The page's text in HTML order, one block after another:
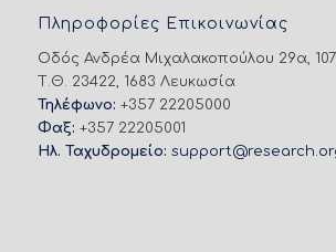
Πληροφορίες Επικοινωνίας
Οδός Ανδρέα Μιχαλακοπούλου 29α,
Τ.Θ. 23422, 1683 Λευκωσία
Τηλέφωνο: +357 22205000
Φαξ: +357 22205001
Ηλ. Ταχυδρομείο: